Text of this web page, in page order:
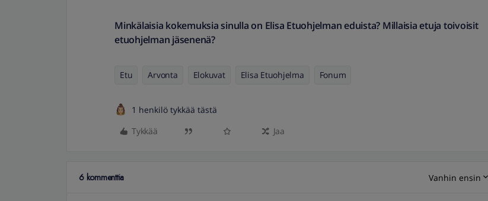
Minkälaisia kokemuksia sinulla on Elisa Etuohjelman eduista? Millaisia etuja toivoisit
etuohjelman jäsenenä?
Etu Arvonta Elokuvat Elisa Etuohjelma Fonum
1 henkilö tykkää tästä
Tykkää
Jaa
6 kommenttia Vanhin ensin